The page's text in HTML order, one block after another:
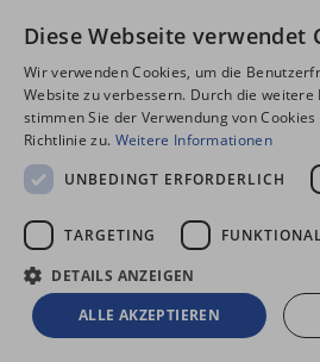
Diese Webseite verwendet
Wir verwenden Cookies, um die
Website zu verbessern. Durch die
stimmen Sie der Verwendung von
Richtlinie zu. Weitere Informationen
UNBEDINGT ERFORDERLICH
TARGETING
DETAILS ANZEIGEN
ALLE AKZEPTIEREN